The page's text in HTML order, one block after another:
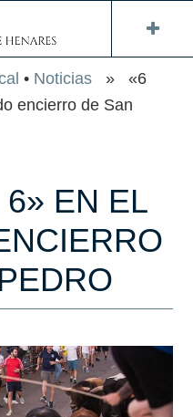
• Noticias » «6
encierro de San
EN EL